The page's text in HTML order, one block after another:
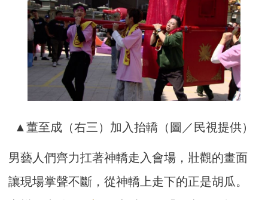
▲董至成（右三）加入抬轎（圖／民視提供）
男藝人們齊力扛著神轎走入會場，壯觀的畫面
讓現場掌聲不斷，從神轎上走下的正是胡瓜。